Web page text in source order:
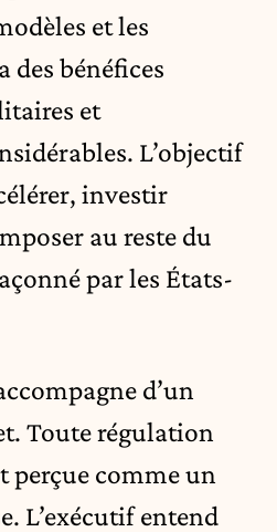
et les
des bénéfices
et
L’objectif
investir
au reste du
par les États-
d’un
Toute régulation
perçue comme un
L’exécutif entend